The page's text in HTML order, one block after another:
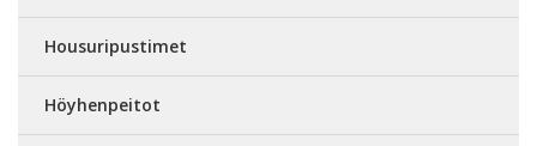
Housuripustimet
Höyhenpeitot